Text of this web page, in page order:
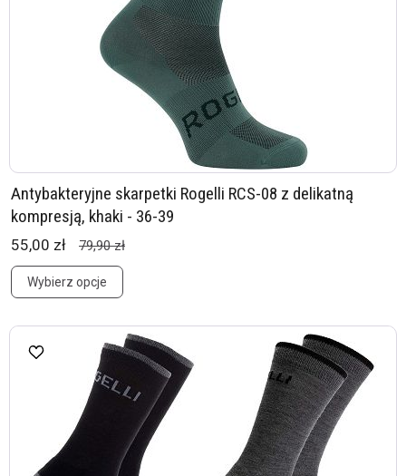
Antybakteryjne skarpetki Rogelli RCS-08 z delikatną
kompresją, khaki - 36-39
55,00 zł 79,90 zł
Wybierz opcje